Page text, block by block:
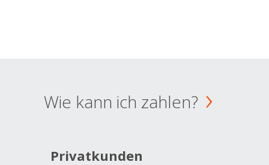
Wie kann ich zahlen?
Privatkunden